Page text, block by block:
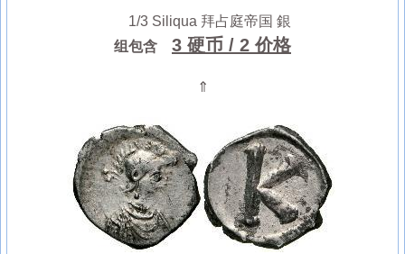
1/3 Siliqua 拜占庭帝国 銀
组包含
3 硬币 / 2 价格
⇑